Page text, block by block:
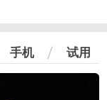
手机 试用